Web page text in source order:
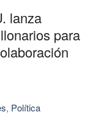
lanza
para
, Política